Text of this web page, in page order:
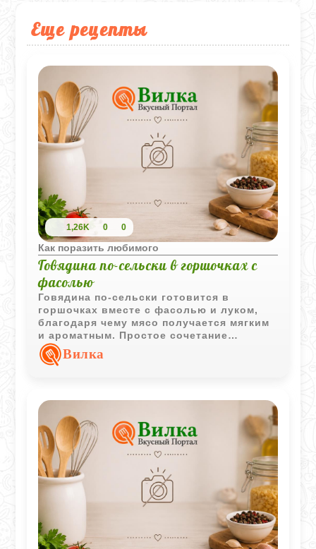
Еще рецепты
1,26K 0 0
Как поразить любимого
Говядина по-сельски в горшочках с
фасолью
Говядина по-сельски готовится в
горшочках вместе с фасолью и луком,
благодаря чему мясо получается мягким
и ароматным. Простое сочетание
продуктов создаёт сытное блюдо с
насыщенным деревенским характером.
Вилка